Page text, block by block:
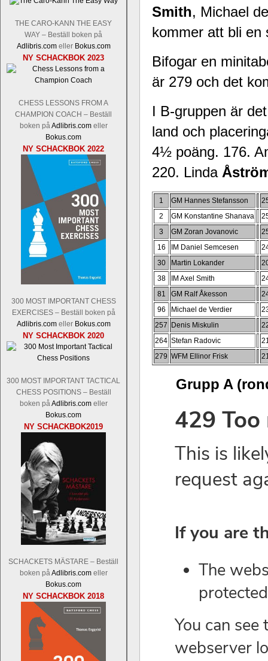
THE CARO-KANN THE EASY
WAY – Beställ boken på
Adlibris.comeller Bokus.com
NY SCHACKBOK 2023
CHESS LESSONS FROM A
CHAMPION COACH – Beställ
boken påAdlibris.comeller
Bokus.com
NY SCHACKBOK 2022
300 MOST IMPORTANT CHESS
EXERCISES – Beställ boken på
Adlibris.comeller Bokus.com
NY SCHACKBOK 2020
300 MOST IMPORTANT TACTICAL
CHESS POSITIONS – Beställ
boken påAdlibris.comeller
Bokus.com
NY SCHACKBOK2019
SCHACKETS MÄSTARE – Beställ
boken påAdlibris.comeller
Bokus.com
NY SCHACKBOK 2018
Smith, Michael
kommer att bli en
Bifogar en
är 279 och det
I B-gruppen är
land och
4½ poäng. 176.
220. Linda
1 GM Hannes Stefansson
2
GM Konstantine Shanava
3
GM Zoran Jovanovic
16
IM Daniel Semcesen
30
Martin Lokander
38
IM Axel Smith
81
GM Ralf Åkesson
96
Michael de Verdier
257
Denis Miskulin
264 Stefan Radovic
279 WFM Ellinor Frisk
Grupp A